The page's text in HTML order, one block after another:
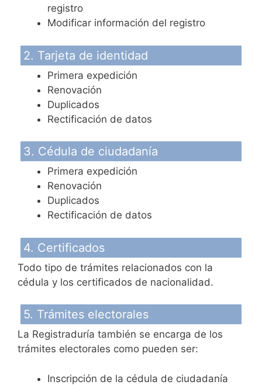
registro
Modificar información del registro
2. Tarjeta de identidad
Primera expedición
Renovación
Duplicados
Rectificación de datos
3. Cédula de ciudadanía
Primera expedición
Renovación
Duplicados
Rectificación de datos
4. Certificados
Todo tipo de trámites relacionados con la
cédula y los certificados de nacionalidad.
5. Trámites electorales
La Registraduría también se encarga de los
trámites electorales como pueden ser:
Inscripción de la cédula de ciudadanía